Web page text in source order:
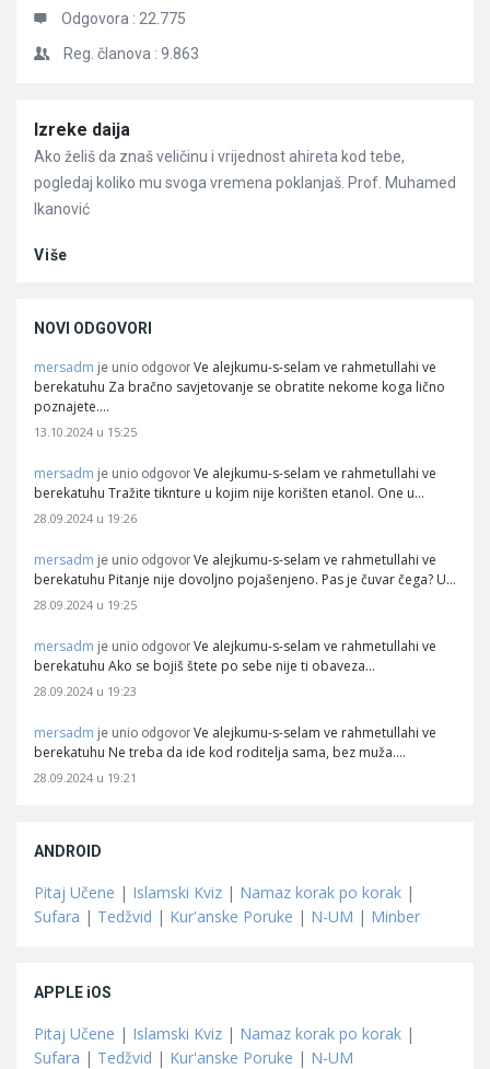
Odgovora : 22.775
Reg. članova : 9.863
Članci
Izreke daija
Ako želiš da znaš veličinu i vrijednost ahireta kod tebe,
pogledaj koliko mu svoga vremena poklanjaš. Prof. Muhamed
Ikanović
Više
NOVI ODGOVORI
mersadm je unio odgovor Ve alejkumu-s-selam ve rahmetullahi ve
berekatuhu Za bračno savjetovanje se obratite nekome koga lično
poznajete.…
13.10.2024 u 15:25
mersadm je unio odgovor Ve alejkumu-s-selam ve rahmetullahi ve
berekatuhu Tražite tiknture u kojim nije korišten etanol. One u…
28.09.2024 u 19:26
mersadm je unio odgovor Ve alejkumu-s-selam ve rahmetullahi ve
berekatuhu Pitanje nije dovoljno pojašenjeno. Pas je čuvar čega? U…
28.09.2024 u 19:25
mersadm je unio odgovor Ve alejkumu-s-selam ve rahmetullahi ve
berekatuhu Ako se bojiš štete po sebe nije ti obaveza…
28.09.2024 u 19:23
mersadm je unio odgovor Ve alejkumu-s-selam ve rahmetullahi ve
berekatuhu Ne treba da ide kod roditelja sama, bez muža.…
28.09.2024 u 19:21
ANDROID
Pitaj Učene | Islamski Kviz | Namaz korak po korak |
Sufara | Tedžvid | Kur'anske Poruke | N-UM | Minber
APPLE iOS
Pitaj Učene | Islamski Kviz | Namaz korak po korak |
Sufara | Tedžvid | Kur'anske Poruke | N-UM